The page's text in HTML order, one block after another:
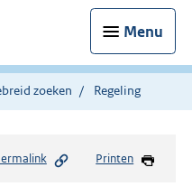
Menu
zoeken Regeling
Printen